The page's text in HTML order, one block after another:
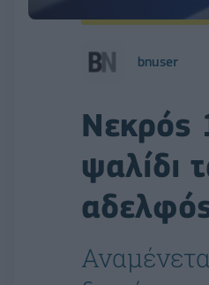
bnuser
Νεκρός
ψαλίδι